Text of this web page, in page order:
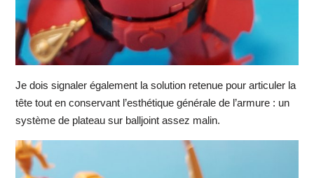
Je dois signaler également la solution retenue pour articuler la
tête tout en conservant l’esthétique générale de l’armure : un
système de plateau sur balljoint assez malin.